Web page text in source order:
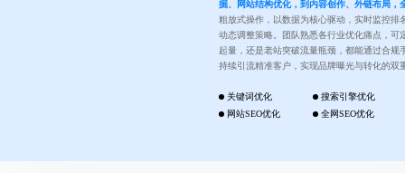
掘、网站结构优化，到内容创作、外链布局，
粗放式操作，以数据为核心驱动，实时监控排
动态调整策略。团队熟悉各行业优化痛点，可
起量，还是老站突破流量瓶颈，都能通过合规
持续引流精准客户，实现品牌曝光与转化的双
关键词优化
搜索引擎优化
网站SEO优化
全网SEO优化